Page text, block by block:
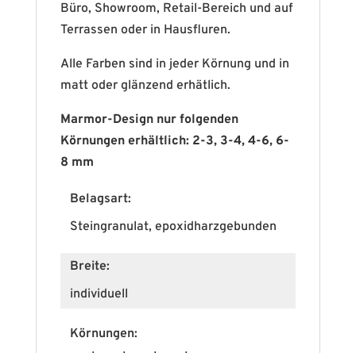
Büro, Showroom, Retail-Bereich und auf
Terrassen oder in Hausfluren.
Alle Farben sind in jeder Körnung und in
matt oder glänzend erhätlich.
Marmor-Design nur folgenden
Körnungen erhältlich: 2-3, 3-4, 4-6, 6-
8 mm
Belagsart:
Steingranulat, epoxidharzgebunden
Breite:
individuell
Körnungen: